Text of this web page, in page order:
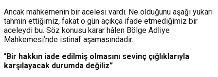
Ancak mahkemenin bir acelesi vardı. Ne olduğunu aşağı yukarı
tahmin ettiğimiz, fakat o gün açıkça ifade etmediğimiz bir
aceleydi bu. Söz konusu karar hâlen Bölge Adliye
Mahkemesi’nde istinaf aşamasındadır.
“Bir hakkın iade edilmiş olmasını sevinç çığlıklarıyla
karşılayacak durumda değiliz”